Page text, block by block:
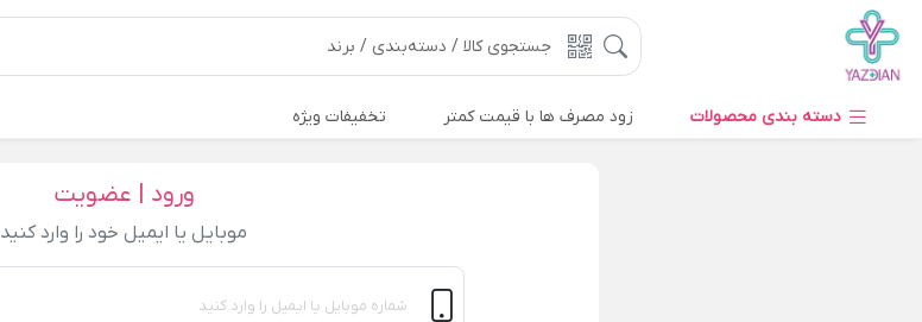
دسته بندی محصولات زود مصرف ها با قیمت کمتر تخفیفات ویژه
ورود | عضویت
موبایل یا ایمیل خود را وارد کنید